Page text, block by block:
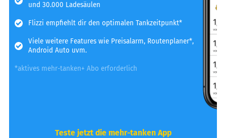
und 30.000 Ladesäulen
Flizzi empfiehlt dir den optimalen Tankzeitpunkt*
Viele weitere Features wie Preisalarm, Routenplaner*,
Android Auto uvm.
*aktives mehr-tanken+ Abo erforderlich
Teste jetzt die mehr-tanken App